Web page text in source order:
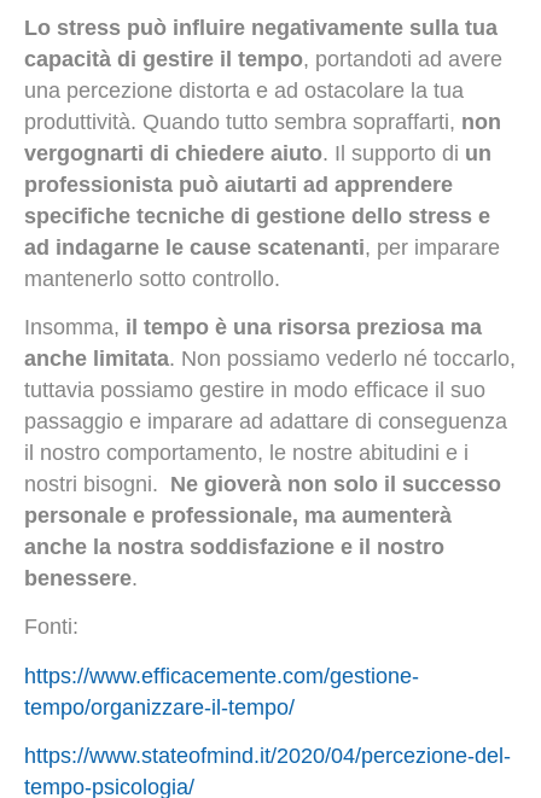
Lo stress può influire negativamente sulla tua
capacità di gestire il tempo, portandoti ad avere
una percezione distorta e ad ostacolare la tua
produttività. Quando tutto sembra sopraffarti, non
vergognarti di chiedere aiuto. Il supporto di un
professionista può aiutarti ad apprendere
specifiche tecniche di gestione dello stress e
ad indagarne le cause scatenanti, per imparare
mantenerlo sotto controllo.
Insomma, il tempo è una risorsa preziosa ma
anche limitata. Non possiamo vederlo né toccarlo,
tuttavia possiamo gestire in modo efficace il suo
passaggio e imparare ad adattare di conseguenza
il nostro comportamento, le nostre abitudini e i
nostri bisogni. Ne gioverà non solo il successo
personale e professionale, ma aumenterà
anche la nostra soddisfazione e il nostro
benessere.
Fonti:
https://www.efficacemente.com/gestione-
tempo/organizzare-il-tempo/
https://www.stateofmind.it/2020/04/percezione-del-
tempo-psicologia/